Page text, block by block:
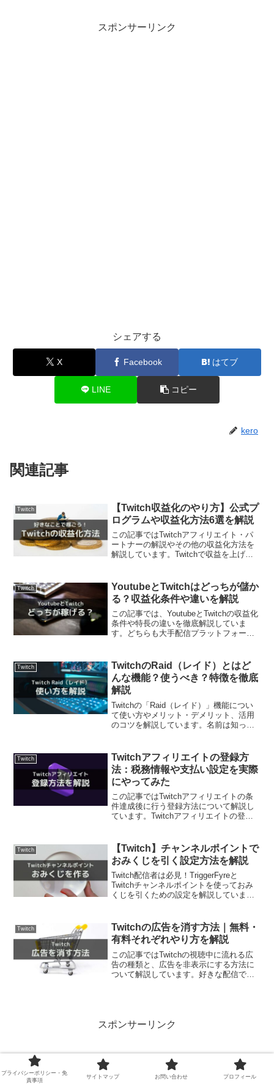
スポンサーリンク
シェアする
X Facebook はてブ
LINE コピー
kero
関連記事
Twitch
【Twitch収益化のやり方】公式プ
ログラムや収益化方法6選を解説
この記事ではTwitchアフィリエイト・パ
ートナーの解説やその他の収益化方法を
解説しています。Twitchで収益を上げる
Twitchの収益化方法を見つけることがで
きます。
Twitch
YoutubeとTwitchはどっちが儲か
る？収益化条件や違いを解説
この記事では、YoutubeとTwitchの収益化
条件や特長の違いを徹底解説していま
す。どちらも大手配信プラットフォーム
読むと、自分がどちらで配信すればよい
か分かります。
Twitch
TwitchのRaid（レイド）とはど
んな機能？使うべき？特徴を徹底
解説
Twitchの「Raid（レイド）」機能につい
て使い方やメリット・デメリット、活用
のコツを解説しています。名前は知って
ば、視聴者やフォロワー、収益の拡大に
つなげられます。
Twitch
Twitchアフィリエイトの登録方
法：税務情報や支払い設定を実際
にやってみた
この記事ではTwitchアフィリエイトの条
件達成後に行う登録方法について解説し
ています。Twitchアフィリエイトの登録
Twitchアフィリエイトで収益化を開始で
きるようになります。
Twitch
【Twitch】チャンネルポイントで
おみくじを引く設定方法を解説
Twitch配信者は必見！TriggerFyreと
Twitchチャンネルポイントを使っておみ
くじを引くための設定を解説していま
読めば、チャンネルポイントを活用して
コミュニティを拡大するためのヒントが
得られます。
Twitch
Twitchの広告を消す方法｜無料・
有料それぞれやり方を解説
この記事ではTwitchの視聴中に流れる広
告の種類と、広告を非表示にする方法に
ついて解説しています。好きな配信でひ
スポンサーリンク
プライバシーポリシー・免
責事項
サイトマップ お問い合わせ プロフィール